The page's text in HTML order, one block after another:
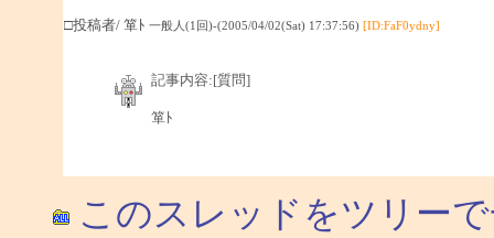
□投稿者/ 箪ﾄ 一般人(1回)-(2005/04/02(Sat) 17:37:56) [ID:FaF0ydny]
記事内容:[質問]
箪ﾄ
このスレッドをツリー